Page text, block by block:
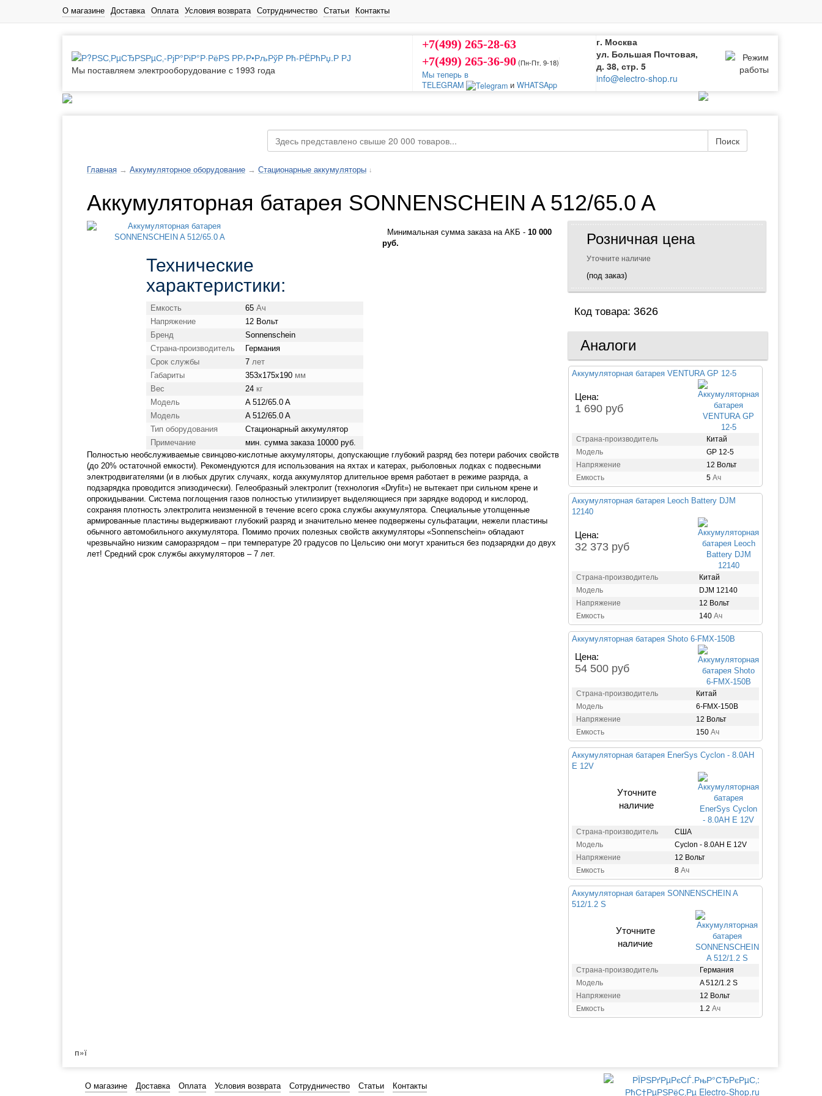
О магазине Доставка Оплата Условия возврата Сотрудничество Статьи Контакты
Мы поставляем электрооборудование с 1993 года
+7(499) 265-28-63
+7(499) 265-36-90(Пн-Пт‚ 9-18)
Мы теперь в
TELEGRAM
и WHATSApp
г. Москва
ул. Большая Почтовая,
д. 38, стр. 5
info@electro-shop.ru
Поиск
Главная → Аккумуляторное оборудование → Стационарные аккумуляторы ↓
Аккумуляторная батарея SONNENSCHEIN A 512/65.0 A
Минимальная сумма заказа на АКБ - 10 000
руб.
Технические
характеристики:
Емкость 65 Ач
Напряжение
12 Вольт
Бренд
Sonnenschein
Страна-производитель
Германия
Срок службы
7 лет
Габариты
353x175x190 мм
Вес
24 кг
Модель
A 512/65.0 A
Модель
A 512/65.0 A
Тип оборудования
Стационарный аккумулятор
Примечание
мин. сумма заказа 10000 руб.
Полностью необслуживаемые свинцово-кислотные аккумуляторы, допускающие глубокий разряд без потери рабочих свойств
(до 20% остаточной емкости). Рекомендуются для использования на яхтах и катерах, рыболовных лодках с подвесными
электродвигателями (и в любых других случаях, когда аккумулятор длительное время работает в режиме разряда, а
подзарядка проводится эпизодически). Гелеобразный электролит (технология «Dryfit») не вытекает при сильном крене и
опрокидывании. Система поглощения газов полностью утилизирует выделяющиеся при зарядке водород и кислород,
сохраняя плотность электролита неизменной в течение всего срока службы аккумулятора. Специальные утолщенные
армированные пластины выдерживают глубокий разряд и значительно менее подвержены сульфатации, нежели пластины
обычного автомобильного аккумулятора. Помимо прочих полезных свойств аккумуляторы «Sonnenschein» обладают
чрезвычайно низким саморазрядом – при температуре 20 градусов по Цельсию они могут храниться без подзарядки до двух
лет! Средний срок службы аккумуляторов – 7 лет.
Розничная цена
Уточните наличие
(под заказ)
Код товара: 3626
Аналоги
Аккумуляторная батарея VENTURA GP 12-5
Цена:
1 690 руб
Страна-производитель
Китай
Модель
GP 12-5
Напряжение
12 Вольт
Емкость
5 Ач
Аккумуляторная батарея Leoch Battery DJM
12140
Цена:
32 373 руб
Страна-производитель
Китай
Модель
DJM 12140
Напряжение
12 Вольт
Емкость
140 Ач
Аккумуляторная батарея Shoto 6-FMX-150B
Цена:
54 500 руб
Страна-производитель
Китай
Модель
6-FMX-150B
Напряжение
12 Вольт
Емкость
150 Ач
Аккумуляторная батарея EnerSys Cyclon - 8.0AH
E 12V
Уточните
наличие
Страна-производитель
США
Модель
Cyclon - 8.0AH E 12V
Напряжение
12 Вольт
Емкость
8 Ач
Аккумуляторная батарея SONNENSCHEIN A
512/1.2 S
Уточните
наличие
Страна-производитель
Германия
Модель
A 512/1.2 S
Напряжение
12 Вольт
Емкость
1.2 Ач
п»ї
О магазине Доставка Оплата Условия возврата Сотрудничество Статьи Контакты